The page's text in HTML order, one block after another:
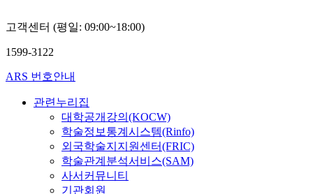
고객센터 (평일: 09:00~18:00)
1599-3122
ARS 번호안내
관련누리집
대학공개강의(KOCW)
학술정보통계시스템(Rinfo)
외국학술지지원센터(FRIC)
학술관계분석서비스(SAM)
사서커뮤니티
기관회원